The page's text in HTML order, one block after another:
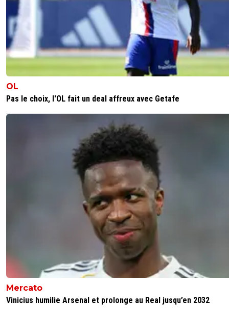
OL
Pas le choix, l'OL fait un deal affreux avec Getafe
Mercato
Vinicius humilie Arsenal et prolonge au Real jusqu’en 2032